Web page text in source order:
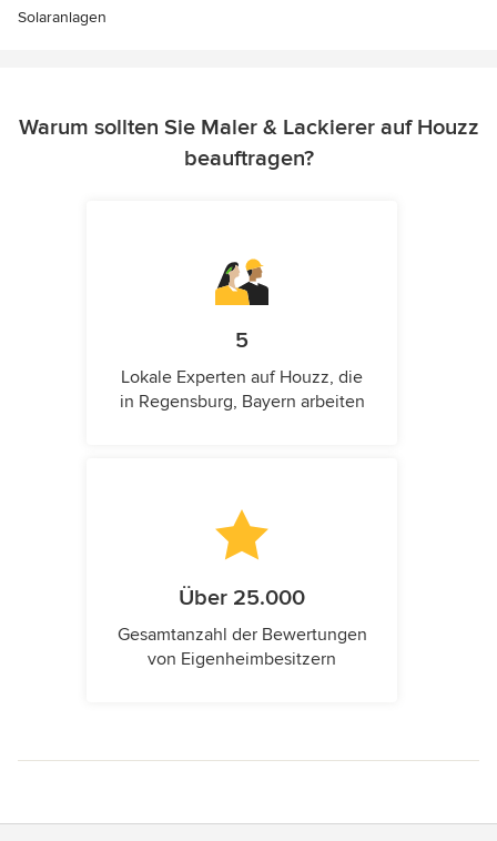
Solaranlagen
Warum sollten Sie Maler & Lackierer auf Houzz
beauftragen?
5
Lokale Experten auf Houzz, die
in Regensburg, Bayern arbeiten
Über 25.000
Gesamtanzahl der Bewertungen
von Eigenheimbesitzern